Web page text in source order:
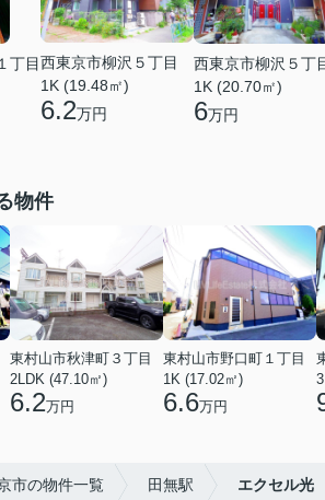
丁目西東京市柳沢５丁目
1K (19.48㎡)
6.2万円
西東京市柳沢５丁
1K (20.70㎡)
6万円
物件
東村山市秋津町３丁目
2LDK (47.10㎡)
6.2万円
東村山市野口町１丁目
1K (17.02㎡)
6.6万円
市の物件一覧 田無駅 エクセル光